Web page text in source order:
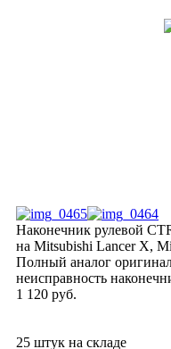
Наконечник рулевой
на Mitsubishi Lancer X,
Полный аналог
неисправность
1 120 руб.
25 штук на складе